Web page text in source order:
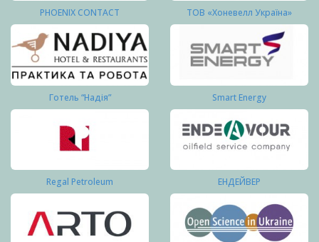
PHOENIX CONTACT ТОВ «Хоневелл Україна»
Готель “Надія” Smart Energy
Regal Petroleum ЕНДЕЙВЕР